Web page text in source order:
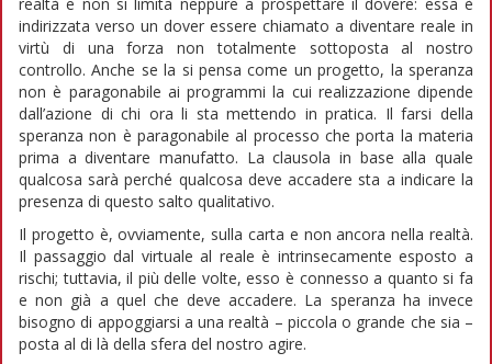
indirizzata verso un dover essere chiamato a diventare reale in
virtù di una forza non totalmente sottoposta al nostro
controllo. Anche se la si pensa come un progetto, la speranza
non è paragonabile ai programmi la cui realizzazione dipende
dall’azione di chi ora li sta mettendo in pratica. Il farsi della
speranza non è paragonabile al processo che porta la materia
prima a diventare manufatto. La clausola in base alla quale
qualcosa sarà perché qualcosa deve accadere sta a indicare la
presenza di questo salto qualitativo.
Il progetto è, ovviamente, sulla carta e non ancora nella realtà.
Il passaggio dal virtuale al reale è intrinsecamente esposto a
rischi; tuttavia, il più delle volte, esso è connesso a quanto si fa
e non già a quel che deve accadere. La speranza ha invece
bisogno di appoggiarsi a una realtà – piccola o grande che sia –
posta al di là della sfera del nostro agire.